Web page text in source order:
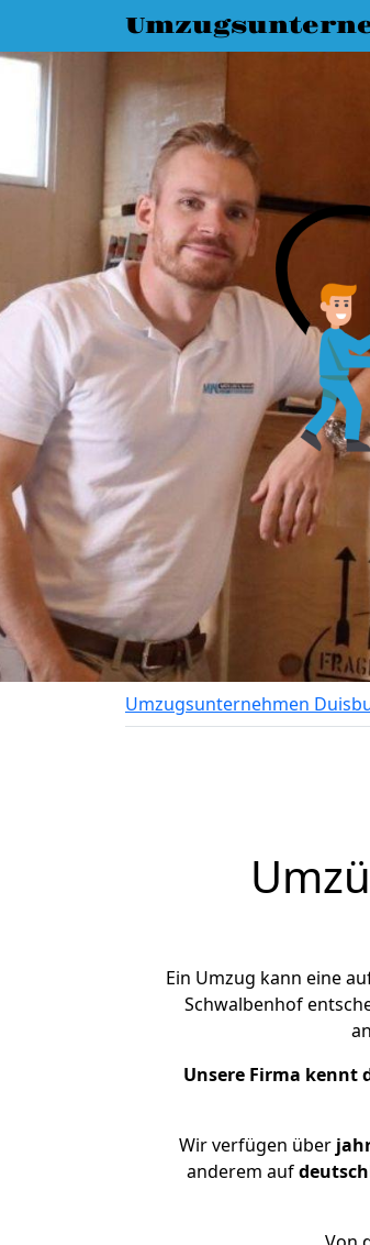
Umzugsunternehmen
Ein Umzug kann eine
Schwalbenhof
Unsere Firma kennt
Wir verfügen über
anderem auf